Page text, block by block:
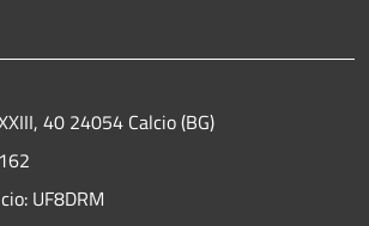
40 24054 Calcio (BG)
UF8DRM